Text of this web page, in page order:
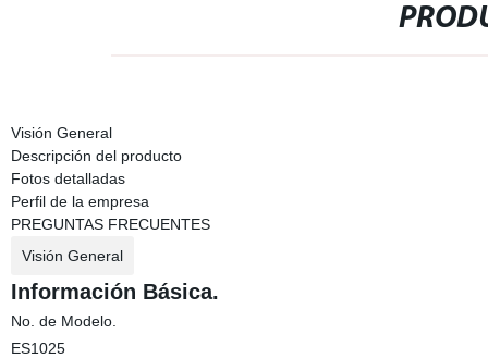
Visión General
Descripción del producto
Fotos detalladas
Perfil de la empresa
PREGUNTAS FRECUENTES
Visión General
Información Básica.
No. de Modelo.
ES1025